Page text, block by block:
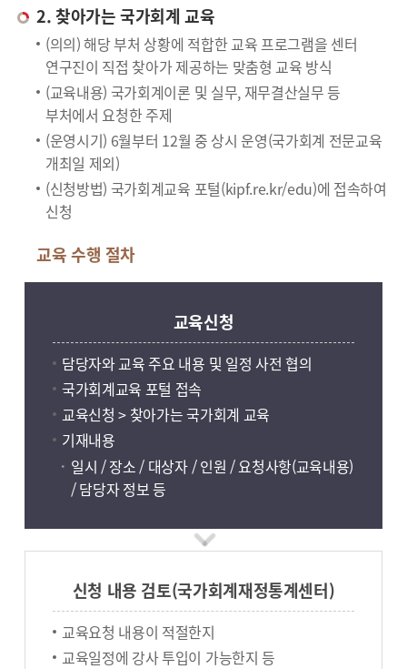
2. 찾아가는 국가회계 교육
(의의) 해당 부처 상황에 적합한 교육 프로그램을 센터
연구진이 직접 찾아가 제공하는 맞춤형 교육 방식
(교육내용) 국가회계이론 및 실무, 재무결산실무 등
부처에서 요청한 주제
(운영시기) 6월부터 12월 중 상시 운영(국가회계 전문교육
개최일 제외)
(신청방법) 국가회계교육 포털(kipf.re.kr/edu)에 접속하여
신청
교육 수행 절차
교육신청
담당자와 교육 주요 내용 및 일정 사전 협의
국가회계교육 포털 접속
교육신청 > 찾아가는 국가회계 교육
기재내용
일시 / 장소 / 대상자 / 인원 / 요청사항(교육내용)
/ 담당자 정보 등
신청 내용 검토(국가회계재정통계센터)
교육요청 내용이 적절한지
교육일정에 강사 투입이 가능한지 등